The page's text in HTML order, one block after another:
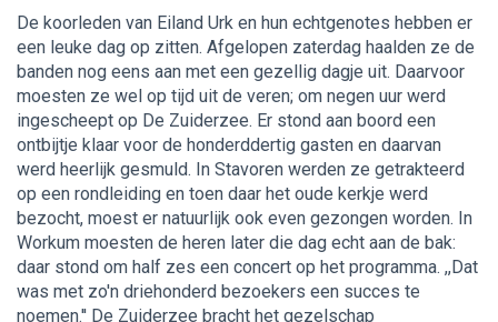
De koorleden van Eiland Urk en hun echtgenotes hebben er
een leuke dag op zitten. Afgelopen zaterdag haalden ze de
banden nog eens aan met een gezellig dagje uit. Daarvoor
moesten ze wel op tijd uit de veren; om negen uur werd
ingescheept op De Zuiderzee. Er stond aan boord een
ontbijtje klaar voor de honderddertig gasten en daarvan
werd heerlijk gesmuld. In Stavoren werden ze getrakteerd
op een rondleiding en toen daar het oude kerkje werd
bezocht, moest er natuurlijk ook even gezongen worden. In
Workum moesten de heren later die dag echt aan de bak:
daar stond om half zes een concert op het programma. ,,Dat
was met zo'n driehonderd bezoekers een succes te
noemen.'' De Zuiderzee bracht het gezelschap